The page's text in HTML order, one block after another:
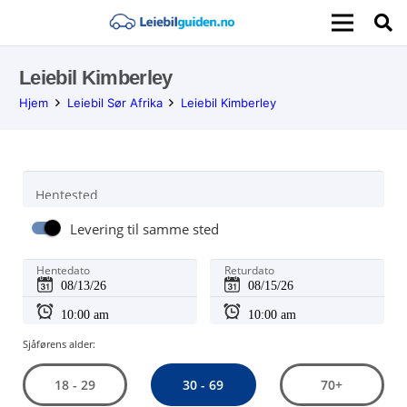
Leiebil Kimberley
Hjem Leiebil Sør Afrika Leiebil Kimberley
Hentested
Levering til samme sted
Hentedato Returdato
Sjåførens alder:
18 - 29 30 - 69 70+